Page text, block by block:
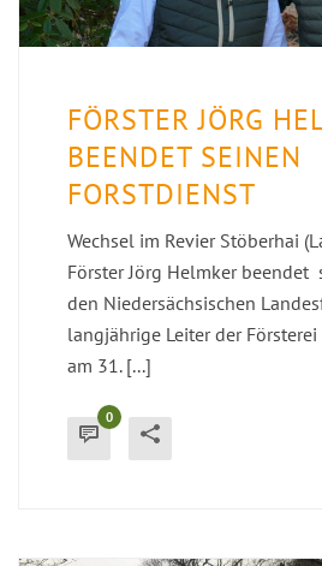
FÖRSTER JÖRG
BEENDET SEINEN
FORSTDIENST
Wechsel im Revier Stöberhai
Förster Jörg Helmker beendet
den Niedersächsischen
langjährige Leiter der
am 31. [...]
0